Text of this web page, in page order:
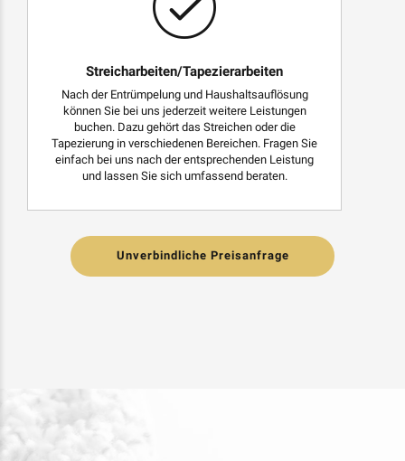
Streicharbeiten/Tapezierarbeiten
Nach der Entrümpelung und Haushaltsauflösung
können Sie bei uns jederzeit weitere Leistungen
buchen. Dazu gehört das Streichen oder die
Tapezierung in verschiedenen Bereichen. Fragen Sie
einfach bei uns nach der entsprechenden Leistung
und lassen Sie sich umfassend beraten.
Unverbindliche Preisanfrage